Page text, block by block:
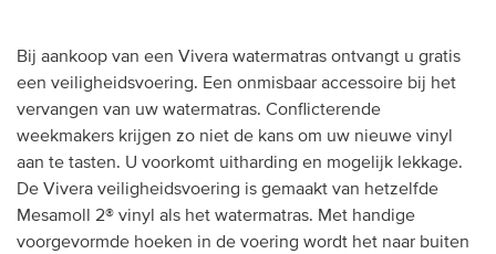
Bij aankoop van een Vivera watermatras ontvangt u gratis
een veiligheidsvoering. Een onmisbaar accessoire bij het
vervangen van uw watermatras. Conflicterende
weekmakers krijgen zo niet de kans om uw nieuwe vinyl
aan te tasten. U voorkomt uitharding en mogelijk lekkage.
De Vivera veiligheidsvoering is gemaakt van hetzelfde
Mesamoll 2® vinyl als het watermatras. Met handige
voorgevormde hoeken in de voering wordt het naar buiten